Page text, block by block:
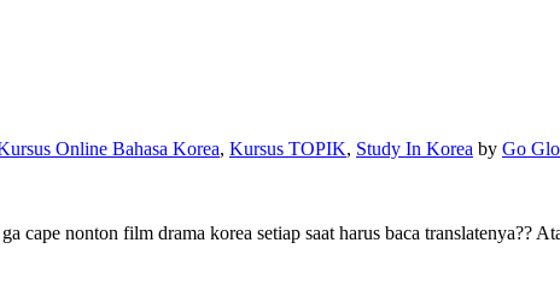
Online Bahasa Korea, Kursus TOPIK, Study In Korea by Go
nonton film drama korea setiap saat harus baca translatenya??